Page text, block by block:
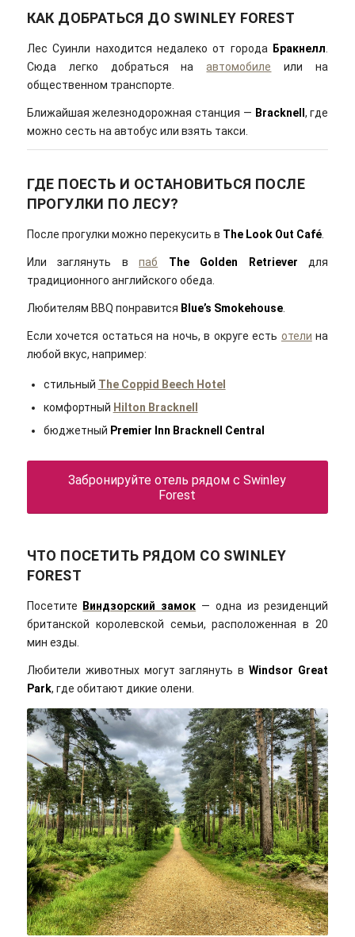
КАК ДОБРАТЬСЯ ДО SWINLEY FOREST
Лес Суинли находится недалеко от города Бракнелл
Сюда легко добраться наавтомобиле или на
общественном транспорте.
Ближайшая железнодорожная станция — Bracknell, где
можно сесть на автобус или взять такси.
ГДЕ ПОЕСТЬ И ОСТАНОВИТЬСЯ ПОСЛЕ
ПРОГУЛКИ ПО ЛЕСУ?
После прогулки можно перекусить в The Look Out Café.
Или заглянуть впаб The Golden Retriever для
традиционного английского обеда.
Любителям BBQ понравится Blue’s Smokehouse.
Если хочется остаться на ночь, в округе есть отели на
любой вкус, например:
стильный The Coppid Beech Hotel
комфортный Hilton Bracknell
бюджетный Premier Inn Bracknell Central
Забронируйте отель рядом с Swinley
Forest
ЧТО ПОСЕТИТЬ РЯДОМ СО SWINLEY
FOREST
Посетите Виндзорский замок — одна из резиденций
британской королевской семьи, расположенная в 20
мин езды.
Любители животных могут заглянуть вWindsor Great
Park, где обитают дикие олени.
Timo Newton-Syms/flickr/Cc-by-sa 2.0